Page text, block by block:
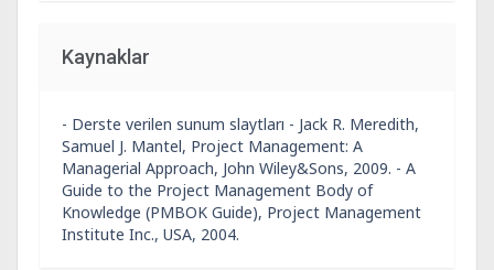
Kaynaklar
- Derste verilen sunum slaytları - Jack R. Meredith,
Samuel J. Mantel, Project Management: A
Managerial Approach, John Wiley&Sons, 2009. - A
Guide to the Project Management Body of
Knowledge (PMBOK Guide), Project Management
Institute Inc., USA, 2004.